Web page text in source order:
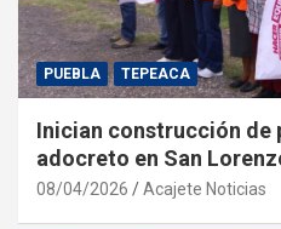
PUEBLA TEPEACA
Inician construcción de
adocreto en San
08/04/2026 Acajete Noticias